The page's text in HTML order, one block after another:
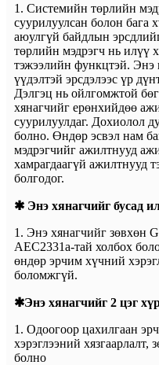
1. Системийн төрлийн
суурилуулсан болон бага
аюулгүй байдлын
төрлийн мэдрэгч нь илүү
тэжээлийн функцтэй. Энэ
үүдэлтэй эрсдэлээс үр
Дэлгэц нь ойлгомжтой
хянагчийг ерөнхийдөө
суурилуулдаг. Дохиолол
болно. Өндөр эсвэл нам
мэдрэгчийг ажилтнууд
хамрагдаагүй ажилтнууд
болгодог.
✱ Энэ хянагчийг бусад
1. Энэ хянагчийг зөвхөн
AEC2331a-тай холбох
өндөр эрчим хүчний
боломжгүй.
✱Энэ хянагчийг 2 цэг
1. Одоогоор цахилгаан
хэрэглээний хязгаарлалт,
болно